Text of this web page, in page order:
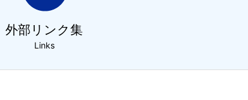
外部リンク集
Links